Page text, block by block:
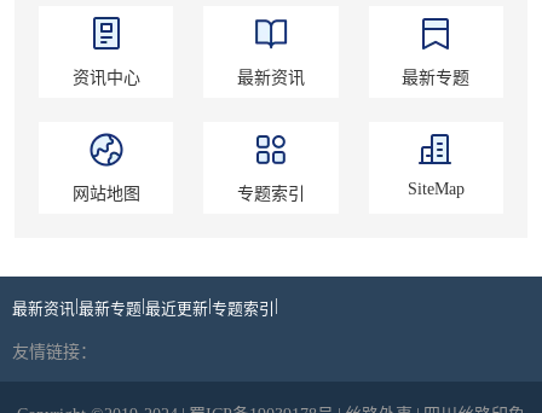
资讯中心 最新资讯 最新专题
网站地图 专题索引 SiteMap
最新资讯 |最新专题|最近更新|专题索引 |
友情链接：